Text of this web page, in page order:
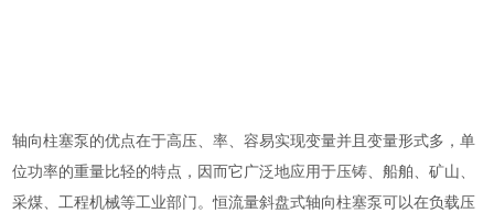
轴向柱塞泵的优点在于高压、率、容易实现变量并且变量形式多，单
位功率的重量比轻的特点，因而它广泛地应用于压铸、船舶、矿山、
采煤、工程机械等工业部门。恒流量斜盘式轴向柱塞泵可以在负载压